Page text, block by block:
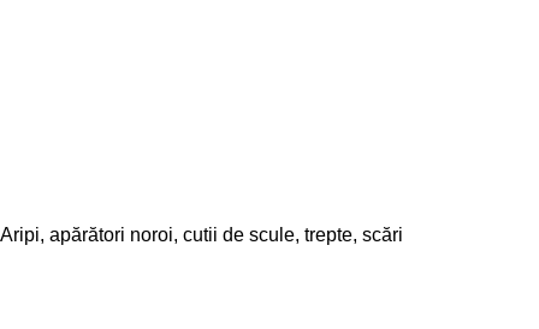
Aripi, apărători noroi, cutii de scule, trepte, scări